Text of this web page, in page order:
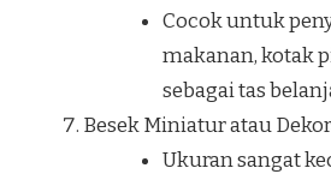
Cocok untuk
makanan, kotak
sebagai tas
Besek Miniatur atau
Ukuran sangat